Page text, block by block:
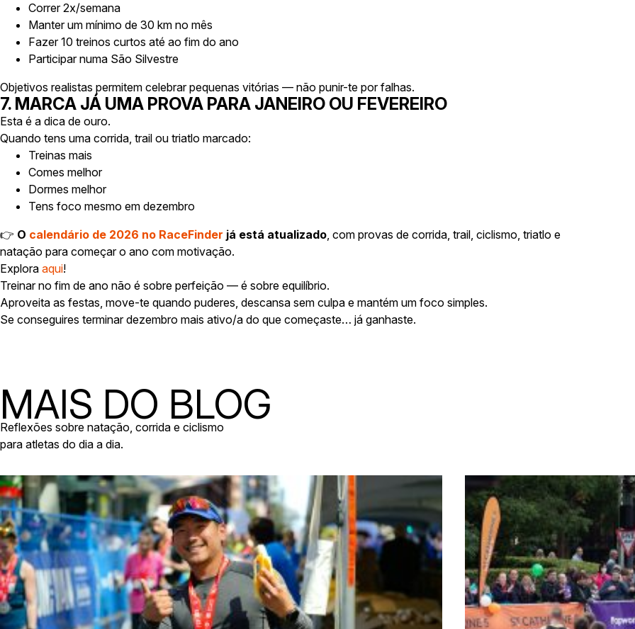
Correr 2x/semana
Manter um mínimo de 30 km no mês
Fazer 10 treinos curtos até ao fim do ano
Participar numa São Silvestre
Objetivos realistas permitem celebrar pequenas vitórias — não punir-te por falhas.
7. MARCA JÁ UMA PROVA PARA JANEIRO OU FEVEREIRO
Esta é a dica de ouro.
Quando tens uma corrida, trail ou triatlo marcado:
Treinas mais
Comes melhor
Dormes melhor
Tens foco mesmo em dezembro
👉 O calendário de 2026 no RaceFinder já está atualizado, com provas de corrida, trail, ciclismo, triatlo e
natação para começar o ano com motivação.
Explora aqui!
Treinar no fim de ano não é sobre perfeição — é sobre equilíbrio.
Aproveita as festas, move-te quando puderes, descansa sem culpa e mantém um foco simples.
Se conseguires terminar dezembro mais ativo/a do que começaste… já ganhaste.
MAIS DO BLOG
Reflexões sobre natação, corrida e ciclismo
para atletas do dia a dia.